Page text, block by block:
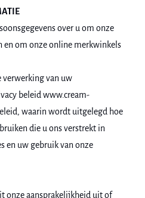
over u om onze
en om onze online merkwinkels
verwerking van uw
beleid www.cream-
waarin wordt uitgelegd hoe
die u ons verstrekt in
en uw gebruik van onze
onze aansprakelijkheid uit of